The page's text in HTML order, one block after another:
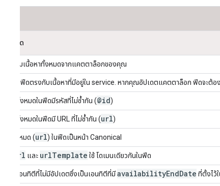
เนื้อหาฟีด
ฟีดจะรวมเนื้อหาทั้งหมดจากแคตตาล็อกของคุณ
เนื้อหาในฟีดตรงกับเนื้อหาที่มีอยู่ใน service. หากคุณอัปเดตแคตตาล็อก ฟีดจะต้
เอนทิตีทั้งหมดในฟีดมีรหัสที่ไม่ซ้ำกัน (@id)
เอนทิตีทั้งหมดในฟีดมี URL ที่ไม่ซ้ำกัน (url)
URL ทั้งหมด (url) ในฟีดเป็นหน้า Canonical
url และ urlTemplate ใช้ โดเมนเดียวกันในฟีด
ฟีดไม่มีเอนทิตีที่ไม่มีอัปเดตซึ่งเป็นเอนทิตีที่มีavailabilityEndDate ที่ตั้งไว้